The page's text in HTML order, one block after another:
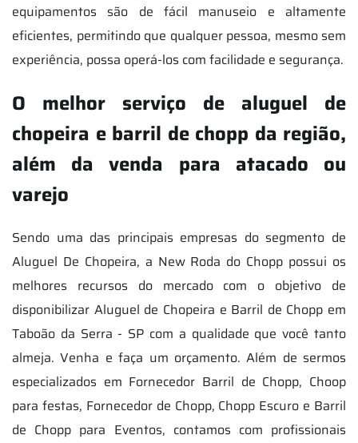
equipamentos são de fácil manuseio e altamente
eficientes, permitindo que qualquer pessoa, mesmo sem
experiência, possa operá-los com facilidade e segurança.
O melhor serviço de aluguel de
chopeira e barril de chopp da região,
além da venda para atacado ou
varejo
Sendo uma das principais empresas do segmento de
Aluguel De Chopeira, a New Roda do Chopp possui os
melhores recursos do mercado com o objetivo de
disponibilizar Aluguel de Chopeira e Barril de Chopp em
Taboão da Serra - SP com a qualidade que você tanto
almeja. Venha e faça um orçamento. Além de sermos
especializados em Fornecedor Barril de Chopp, Choop
para festas, Fornecedor de Chopp, Chopp Escuro e Barril
de Chopp para Eventos, contamos com profissionais